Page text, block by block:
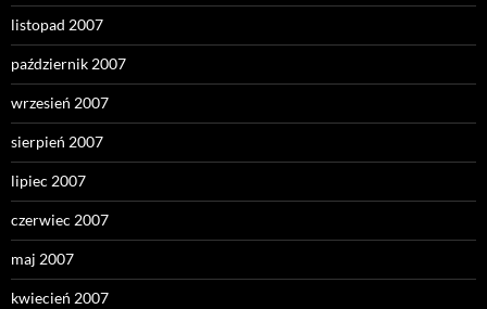
listopad 2007
październik 2007
wrzesień 2007
sierpień 2007
lipiec 2007
czerwiec 2007
maj 2007
kwiecień 2007